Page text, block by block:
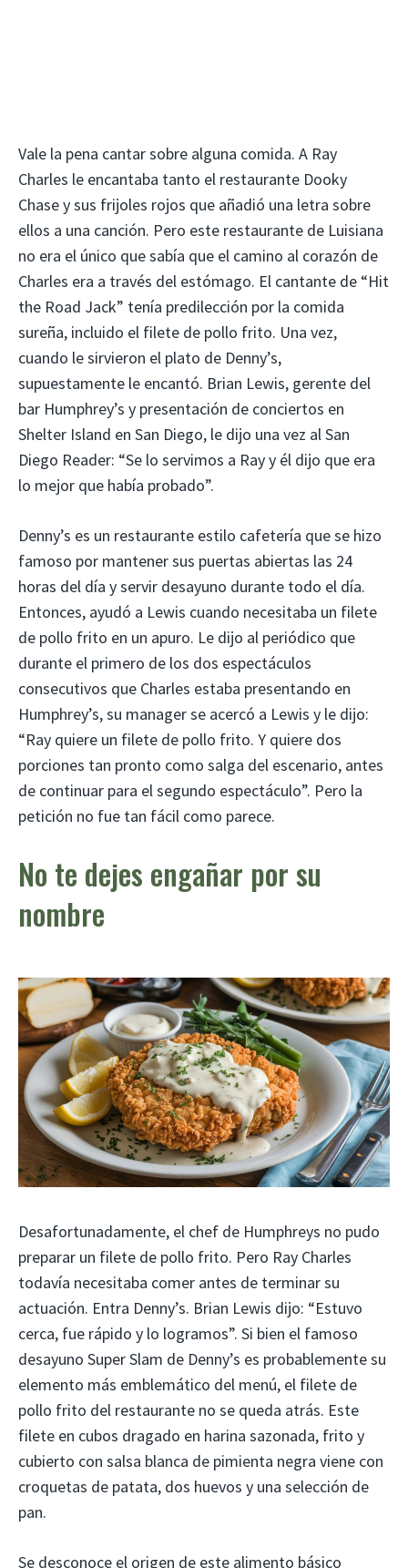
Vale la pena cantar sobre alguna comida. A Ray
Charles le encantaba tanto el restaurante Dooky
Chase y sus frijoles rojos que añadió una letra sobre
ellos a una canción. Pero este restaurante de Luisiana
no era el único que sabía que el camino al corazón de
Charles era a través del estómago. El cantante de “Hit
the Road Jack” tenía predilección por la comida
sureña, incluido el filete de pollo frito. Una vez,
cuando le sirvieron el plato de Denny’s,
supuestamente le encantó. Brian Lewis, gerente del
bar Humphrey’s y presentación de conciertos en
Shelter Island en San Diego, le dijo una vez al San
Diego Reader: “Se lo servimos a Ray y él dijo que era
lo mejor que había probado”.
Denny’s es un restaurante estilo cafetería que se hizo
famoso por mantener sus puertas abiertas las 24
horas del día y servir desayuno durante todo el día.
Entonces, ayudó a Lewis cuando necesitaba un filete
de pollo frito en un apuro. Le dijo al periódico que
durante el primero de los dos espectáculos
consecutivos que Charles estaba presentando en
Humphrey’s, su manager se acercó a Lewis y le dijo:
“Ray quiere un filete de pollo frito. Y quiere dos
porciones tan pronto como salga del escenario, antes
de continuar para el segundo espectáculo”. Pero la
petición no fue tan fácil como parece.
No te dejes engañar por su
nombre
Desafortunadamente, el chef de Humphreys no pudo
preparar un filete de pollo frito. Pero Ray Charles
todavía necesitaba comer antes de terminar su
actuación. Entra Denny’s. Brian Lewis dijo: “Estuvo
cerca, fue rápido y lo logramos”. Si bien el famoso
desayuno Super Slam de Denny’s es probablemente su
elemento más emblemático del menú, el filete de
pollo frito del restaurante no se queda atrás. Este
filete en cubos dragado en harina sazonada, frito y
cubierto con salsa blanca de pimienta negra viene con
croquetas de patata, dos huevos y una selección de
pan.
Se desconoce el origen de este alimento básico